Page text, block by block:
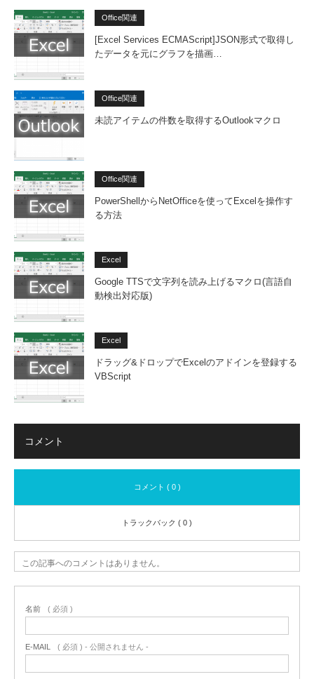
Office関連
[Excel Services ECMAScript]JSON形式で取得し
たデータを元にグラフを描画…
Office関連
未読アイテムの件数を取得するOutlookマクロ
Office関連
PowerShellからNetOfficeを使ってExcelを操作す
る方法
Excel
Google TTSで文字列を読み上げるマクロ(言語自
動検出対応版)
Excel
ドラッグ&ドロップでExcelのアドインを登録する
VBScript
コメント
コメント ( 0 )
トラックバック ( 0 )
この記事へのコメントはありません。
名前 ( 必須 )
E-MAIL ( 必須 ) - 公開されません -